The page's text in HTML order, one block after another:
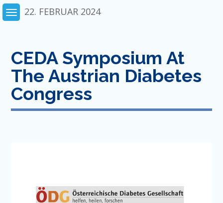
Skip
to
22. FEBRUAR 2024
CEDA Symposium At
The Austrian Diabetes
Congress